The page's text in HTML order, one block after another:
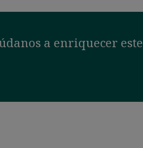
a enriquecer este